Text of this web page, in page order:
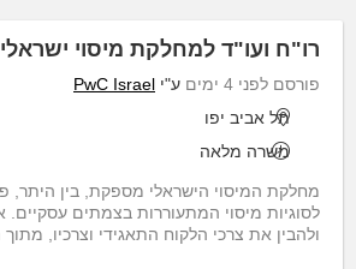
רו"ח ועו"ד למחלקת מיסוי ישראלי
פורסם לפני 4 ימים ע"י PwC Israel
תל אביב יפו
משרה מלאה
מחלקת המיסוי הישראלי מספקת, בין היתר,
לסוגיות מיסוי המתעוררות בצמתים עסקיים.
ולהבין את צרכי הלקוח התאגידי וצרכיו,